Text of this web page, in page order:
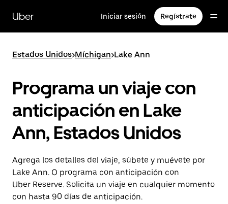
contenido
principal
Uber Iniciar sesión Regístrate
Estados Unidos>Míchigan>Lake Ann
Programa un viaje con
anticipación en Lake
Ann, Estados Unidos
Agrega los detalles del viaje, súbete y muévete por
Lake Ann. O programa con anticipación con
Uber Reserve. Solicita un viaje en cualquier momento
con hasta 90 días de anticipación.